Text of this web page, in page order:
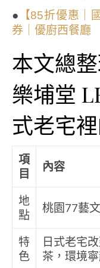
● 【85折優惠｜
券｜優廚西餐廳
本文總
樂埔堂
式老宅
項
目
內容
地
點
桃園77藝
特
色
日式老宅
茶，環境